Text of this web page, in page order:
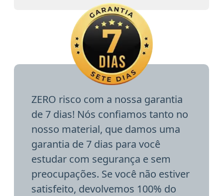
ZERO risco com a nossa garantia
de 7 dias! Nós confiamos tanto no
nosso material, que damos uma
garantia de 7 dias para você
estudar com segurança e sem
preocupações. Se você não estiver
satisfeito, devolvemos 100% do